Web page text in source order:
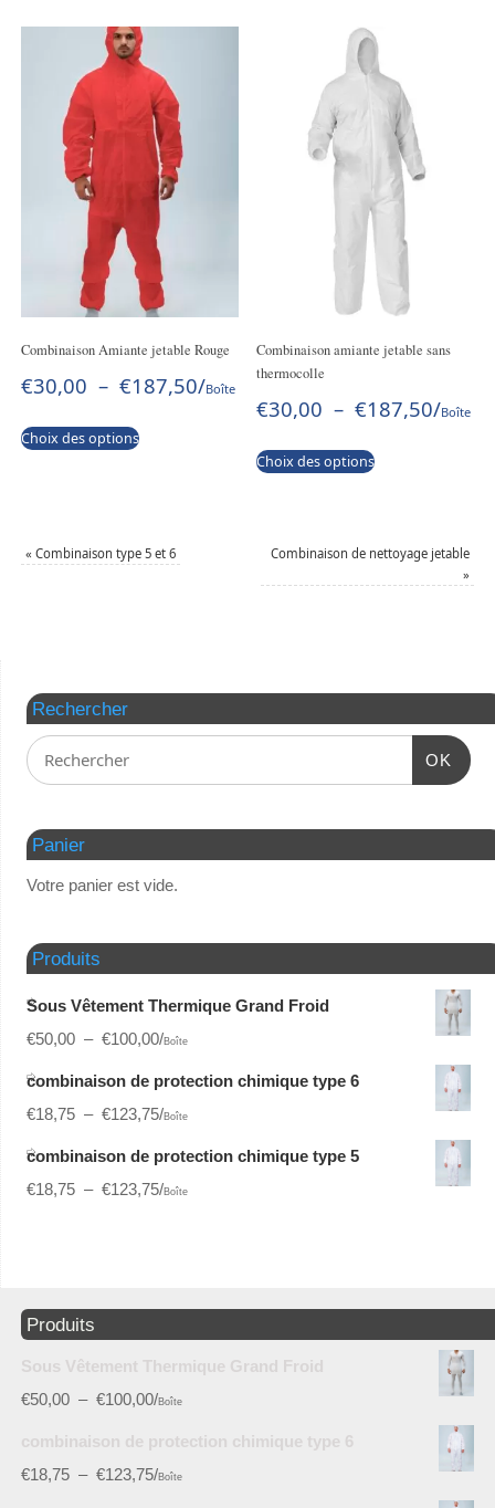
Combinaison Amiante jetable Rouge
€30,00 – €187,50/Boîte
Choix des options
Combinaison amiante jetable sans
thermocolle
€30,00 – €187,50/Boîte
Choix des options
« Combinaison type 5 et 6
Combinaison de nettoyage jetable
»
Rechercher
OK
Panier
Votre panier est vide.
Produits
Sous Vêtement Thermique Grand Froid
€50,00 – €100,00/Boîte
combinaison de protection chimique type 6
€18,75 – €123,75/Boîte
combinaison de protection chimique type 5
€18,75 – €123,75/Boîte
Produits
Sous Vêtement Thermique Grand Froid
€50,00 – €100,00/Boîte
combinaison de protection chimique type 6
€18,75 – €123,75/Boîte